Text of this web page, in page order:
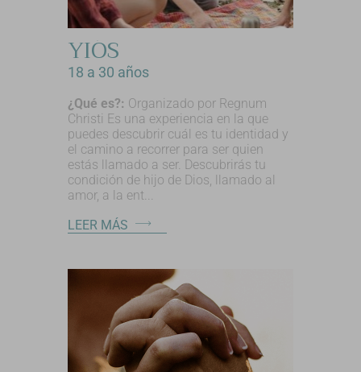
YIÓS
18 a 30 años
¿Qué es?: Organizado por Regnum
Christi Es una experiencia en la que
puedes descubrir cuál es tu identidad y
el camino a recorrer para ser quien
estás llamado a ser. Descubrirás tu
condición de hijo de Dios, llamado al
amor, a la ent...
LEER MÁS